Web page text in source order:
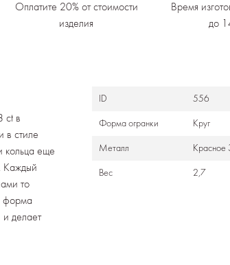
Оплатите 20% от стоимости
изделия
Время
до
ct в
в стиле
кольца еще
Каждый
то
форма
и делает
ID 556
Формa огранки Круг
Металл Красное
Вес 2,7